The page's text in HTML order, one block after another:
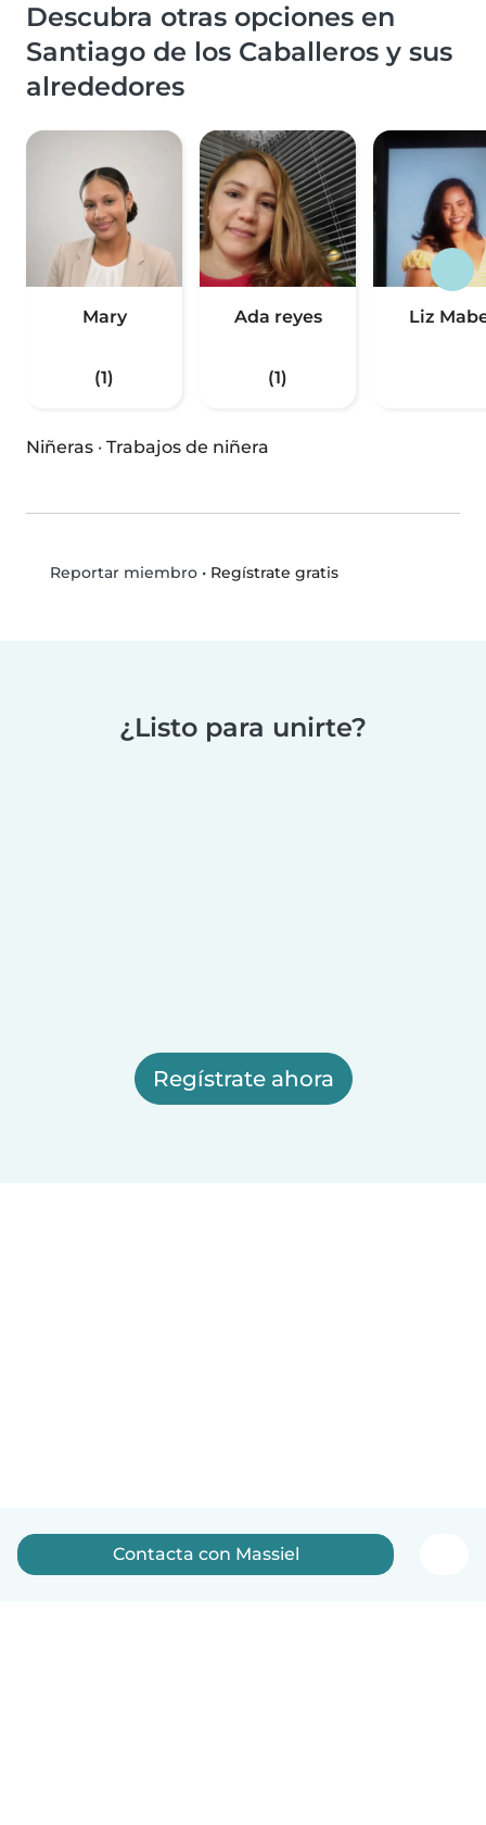
Descubra otras opciones en
Santiago de los Caballeros y sus
alrededores
Mary
(1)
Ada reyes
(1)
Liz
Niñeras · Trabajos de niñera
Reportar miembro• Regístrate gratis
¿Listo para unirte?
Regístrate ahora
Contacta con Massiel